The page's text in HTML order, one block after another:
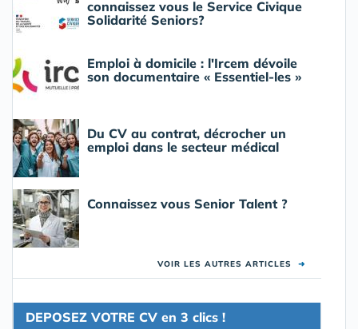
connaissez vous le Service Civique
Solidarité Seniors?
Emploi à domicile : l'Ircem dévoile
son documentaire « Essentiel-les »
Du CV au contrat, décrocher un
emploi dans le secteur médical
Connaissez vous Senior Talent ?
VOIR LES AUTRES ARTICLES ➜
DEPOSEZ VOTRE CV en 3 clics !